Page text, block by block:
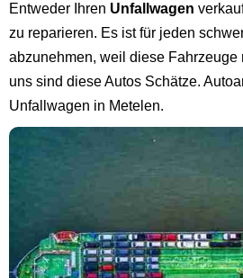
Entweder Ihren Unfallwagen
zu reparieren. Es ist für jeden
abzunehmen, weil diese Fahrzeuge
uns sind diese Autos Schätze.
Unfallwagen in Metelen.